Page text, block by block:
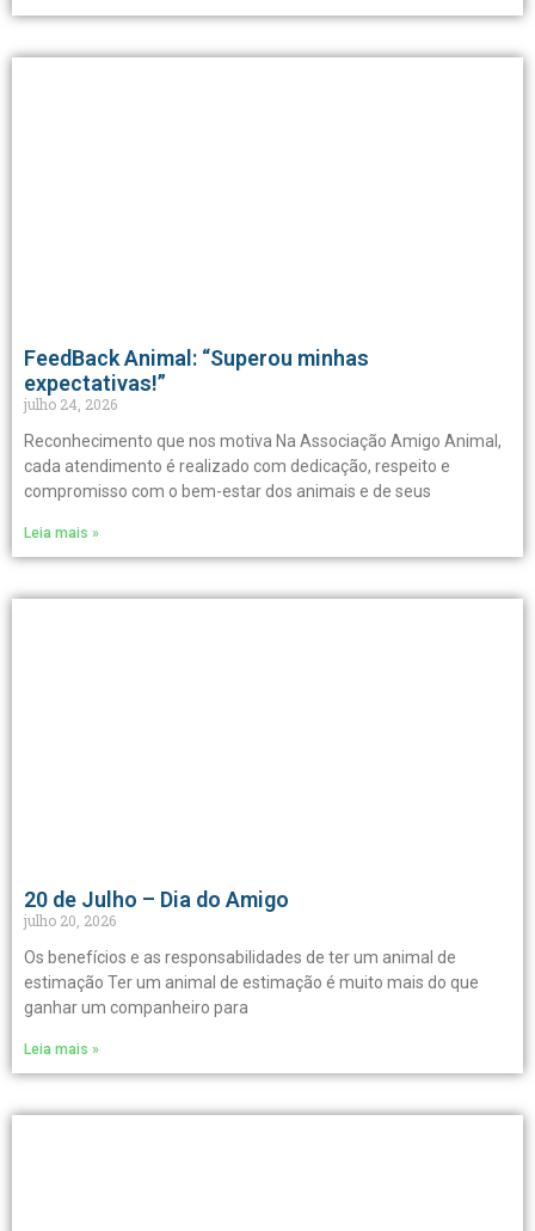
FeedBack Animal: “Superou minhas
expectativas!”
julho 24, 2026
Reconhecimento que nos motiva Na Associação Amigo Animal,
cada atendimento é realizado com dedicação, respeito e
compromisso com o bem-estar dos animais e de seus
Leia mais »
20 de Julho – Dia do Amigo
julho 20, 2026
Os benefícios e as responsabilidades de ter um animal de
estimação Ter um animal de estimação é muito mais do que
ganhar um companheiro para
Leia mais »